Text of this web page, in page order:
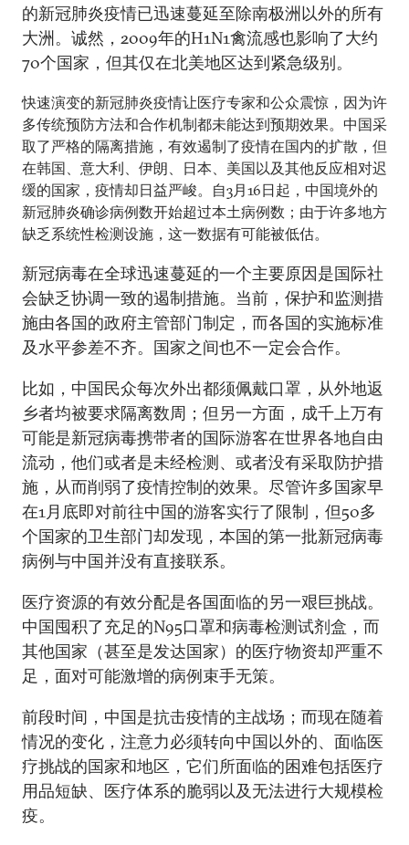
的新冠肺炎疫情已迅速蔓延至除南极洲以外的所有
大洲。诚然，2009年的H1N1禽流感也影响了大约
70个国家，但其仅在北美地区达到紧急级别。
快速演变的新冠肺炎疫情让医疗专家和公众震惊，因为许
多传统预防方法和合作机制都未能达到预期效果。中国采
取了严格的隔离措施，有效遏制了疫情在国内的扩散，但
在韩国、意大利、伊朗、日本、美国以及其他反应相对迟
缓的国家，疫情却日益严峻。自3月16日起，中国境外的
新冠肺炎确诊病例数开始超过本土病例数；由于许多地方
缺乏系统性检测设施，这一数据有可能被低估。
新冠病毒在全球迅速蔓延的一个主要原因是国际社
会缺乏协调一致的遏制措施。当前，保护和监测措
施由各国的政府主管部门制定，而各国的实施标准
及水平参差不齐。国家之间也不一定会合作。
比如，中国民众每次外出都须佩戴口罩，从外地返
乡者均被要求隔离数周；但另一方面，成千上万有
可能是新冠病毒携带者的国际游客在世界各地自由
流动，他们或者是未经检测、或者没有采取防护措
施，从而削弱了疫情控制的效果。尽管许多国家早
在1月底即对前往中国的游客实行了限制，但50多
个国家的卫生部门却发现，本国的第一批新冠病毒
病例与中国并没有直接联系。
医疗资源的有效分配是各国面临的另一艰巨挑战。
中国囤积了充足的N95口罩和病毒检测试剂盒，而
其他国家（甚至是发达国家）的医疗物资却严重不
足，面对可能激增的病例束手无策。
前段时间，中国是抗击疫情的主战场；而现在随着
情况的变化，注意力必须转向中国以外的、面临医
疗挑战的国家和地区，它们所面临的困难包括医疗
用品短缺、医疗体系的脆弱以及无法进行大规模检
疫。